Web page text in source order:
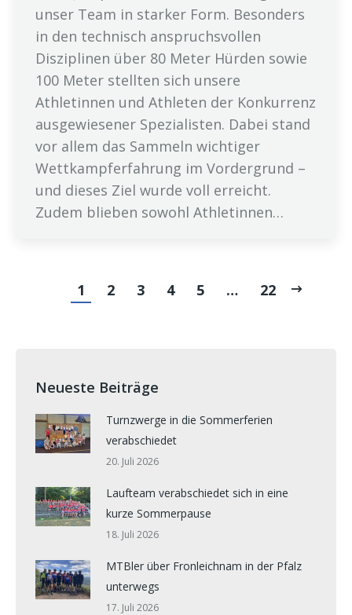
unser Team in starker Form. Besonders
in den technisch anspruchsvollen
Disziplinen über 80 Meter Hürden sowie
100 Meter stellten sich unsere
Athletinnen und Athleten der Konkurrenz
ausgewiesener Spezialisten. Dabei stand
vor allem das Sammeln wichtiger
Wettkampferfahrung im Vordergrund –
und dieses Ziel wurde voll erreicht.
Zudem blieben sowohl Athletinnen…
1 2 3 4 5 … 22
Neueste Beiträge
Turnzwerge in die Sommerferien
verabschiedet
20. Juli 2026
Laufteam verabschiedet sich in eine
kurze Sommerpause
18. Juli 2026
MTBler über Fronleichnam in der Pfalz
unterwegs
17. Juli 2026